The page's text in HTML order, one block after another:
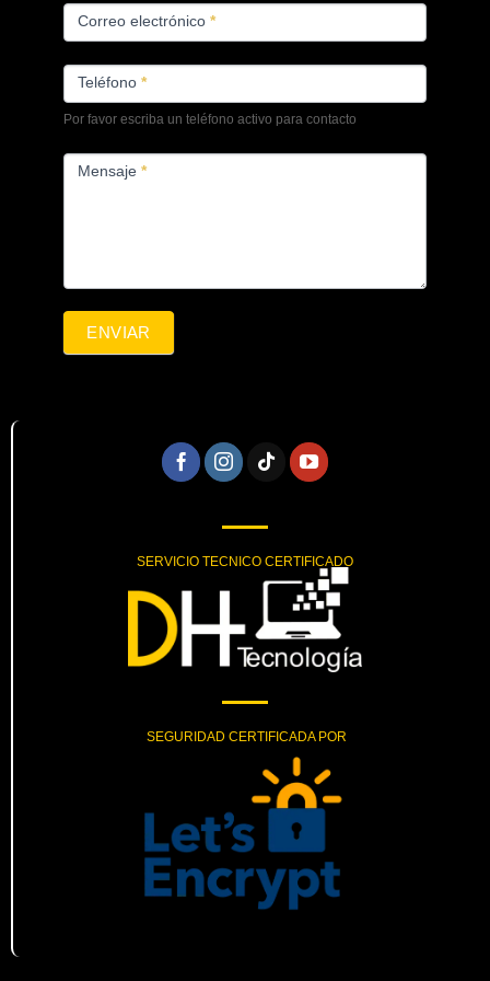
Correo electrónico*
Teléfono*
Por favor escriba un teléfono activo para contacto
Mensaje*
ENVIAR
SERVICIO TECNICO CERTIFICADO
SEGURIDAD CERTIFICADA POR